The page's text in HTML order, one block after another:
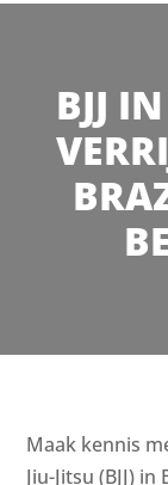
BJJ
Maak kennis
Jiu-Jitsu (BJJ)